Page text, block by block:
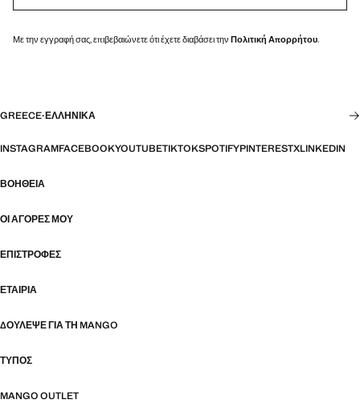
Με την εγγραφή σας, επιβεβαιώνετε ότι έχετε διαβάσει την Πολιτική Απορρήτου.
GREECE·ΕΛΛΗΝΙΚΆ
INSTAGRAMFACEBOOKYOUTUBETIKTOKSPOTIFYPINTERESTXLINKEDIN
ΒΟΉΘΕΙΑ
ΟΙ ΑΓΟΡΈΣ ΜΟΥ
ΕΠΙΣΤΡΟΦΈΣ
ΕΤΑΙΡΊΑ
ΔΟΎΛΕΨΕ ΓΙΑ ΤΗ MANGO
ΤΎΠΟΣ
MANGO OUTLET